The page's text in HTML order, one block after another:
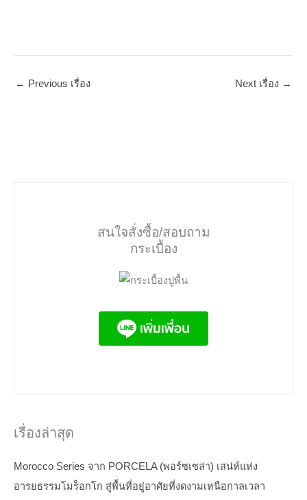
← Previous เรื่อง Next เรื่อง →
สนใจสั่งซื้อ/สอบถาม
กระเบื้อง
เรื่องล่าสุด
Morocco Series จาก PORCELA (พอร์ซเซล่า) เสน่ห์แห่ง
อารยธรรมโมร็อกโก สู่พื้นที่อยู่อาศัยที่งดงามเหนือกาลเวลา